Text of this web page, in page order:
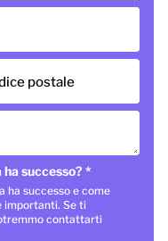
postale
successo? *
ha successo e come
importanti. Se ti
contattarti